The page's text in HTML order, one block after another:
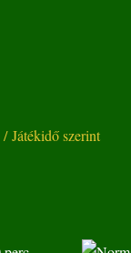
/ Játékidő szerint